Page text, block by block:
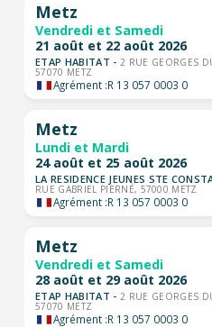
Metz
Vendredi et Samedi
21 août et 22 août 2026
ETAP HABITAT - 2 RUE GEORGES
57070 METZ
Agrément :R 13 057 0003 0
Metz
Lundi et Mardi
24 août et 25 août 2026
LA RESIDENCE JEUNES STE
RUE GABRIEL PIERNÉ, 57000 METZ
Agrément :R 13 057 0003 0
Metz
Vendredi et Samedi
28 août et 29 août 2026
ETAP HABITAT - 2 RUE GEORGES
57070 METZ
Agrément :R 13 057 0003 0